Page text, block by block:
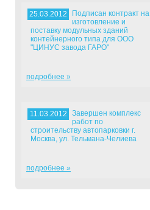
25.03.2012
Подписан контракт на
изготовление и
поставку модульных зданий
контейнерного типа для ООО
"ЦИНУС завода ГАРО"
подробнее »
11.03.2012
Завершен комплекс
работ по
строительству автопарковки г.
Москва, ул. Тельмана-Челиева
подробнее »